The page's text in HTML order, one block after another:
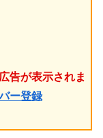
告が表示されま
ー登録